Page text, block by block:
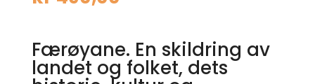
Færøyane. En skildring av
landet og folket, dets